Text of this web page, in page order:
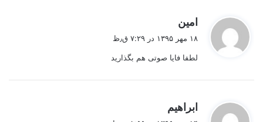
امین
:
۱۸ مهر ۱۳۹۵ در ۷:۲۹ ق٫ظ
لطفا فایا صوتی هم بگذارید
ابراهیم